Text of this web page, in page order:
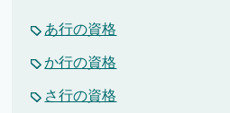
あ行の資格
か行の資格
さ行の資格